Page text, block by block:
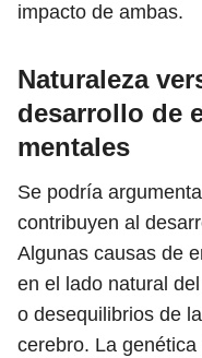
impacto de ambas.
Naturaleza
desarrollo de
mentales
Se podría
contribuyen al
Algunas causas de
en el lado natural
o desequilibrios de
cerebro. La